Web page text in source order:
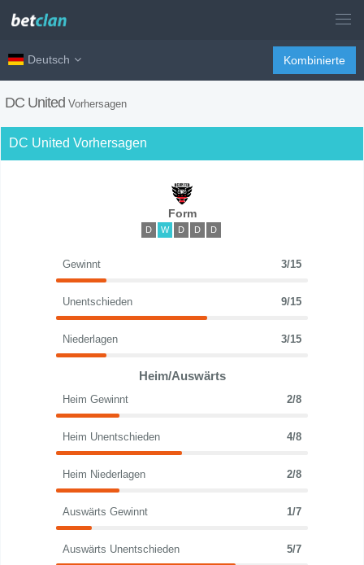
Deutsch Kombinierte
DC United Vorhersagen
DC United Vorhersagen
Form
D W D D D
Gewinnt 3/15
Unentschieden 9/15
Niederlagen 3/15
Heim/Auswärts
Heim Gewinnt 2/8
Heim Unentschieden 4/8
Heim Niederlagen 2/8
Auswärts Gewinnt 1/7
Auswärts Unentschieden 5/7